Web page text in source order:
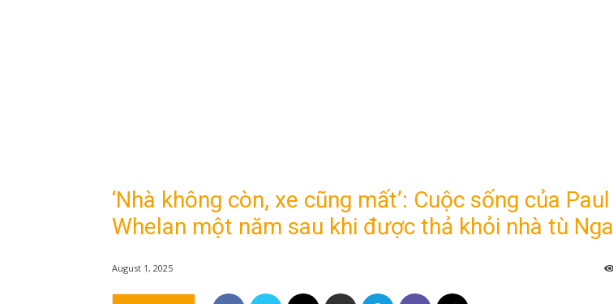
‘Nhà không còn, xe cũng mất’: Cuộc sống của Paul
Whelan một năm sau khi được thả khỏi nhà tù Nga
August 1, 2025